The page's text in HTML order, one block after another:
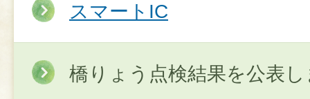
スマートIC
橋りょう点検結果を公表